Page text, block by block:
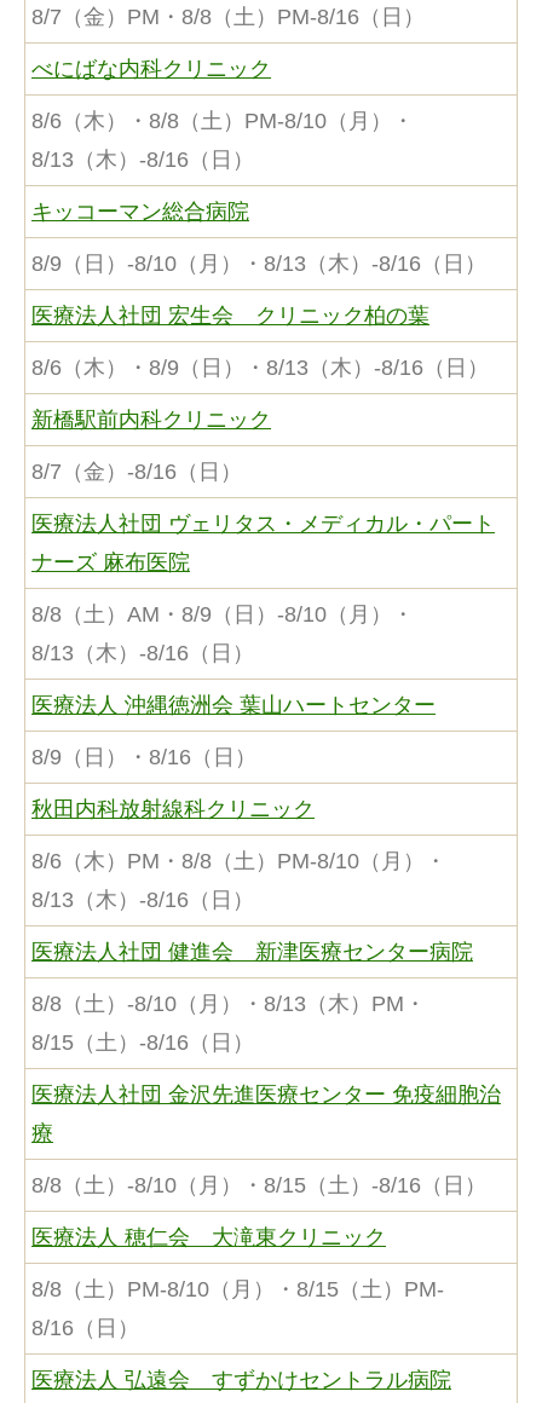
8/7（金）PM・8/8（土）PM-8/16（日）
べにばな内科クリニック
8/6（木）・8/8（土）PM-8/10（月）・
8/13（木）-8/16（日）
キッコーマン総合病院
8/9（日）-8/10（月）・8/13（木）-8/16（日）
医療法人社団 宏生会 クリニック柏の葉
8/6（木）・8/9（日）・8/13（木）-8/16（日）
新橋駅前内科クリニック
8/7（金）-8/16（日）
医療法人社団 ヴェリタス・メディカル・パート
ナーズ 麻布医院
8/8（土）AM・8/9（日）-8/10（月）・
8/13（木）-8/16（日）
医療法人 沖縄徳洲会 葉山ハートセンター
8/9（日）・8/16（日）
秋田内科放射線科クリニック
8/6（木）PM・8/8（土）PM-8/10（月）・
8/13（木）-8/16（日）
医療法人社団 健進会 新津医療センター病院
8/8（土）-8/10（月）・8/13（木）PM・
8/15（土）-8/16（日）
医療法人社団 金沢先進医療センター 免疫細胞治
療
8/8（土）-8/10（月）・8/15（土）-8/16（日）
医療法人 穂仁会 大滝東クリニック
8/8（土）PM-8/10（月）・8/15（土）PM-
8/16（日）
医療法人 弘遠会 すずかけセントラル病院